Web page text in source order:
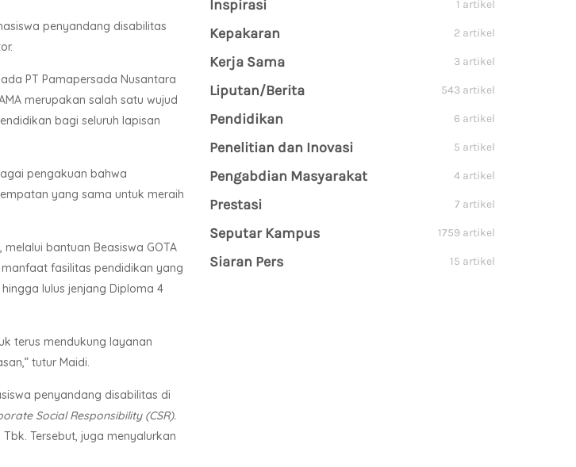
penyandang disabilitas
PT Pamapersada Nusantara
merupakan salah satu wujud
bagi seluruh lapisan
pengakuan bahwa
yang sama untuk meraih
bantuan Beasiswa GOTA
fasilitas pendidikan yang
lulus jenjang Diploma 4
terus mendukung layanan
tutur Maidi.
penyandang disabilitas di
Social Responsibility (CSR).
Tersebut, juga menyalurkan
Inspirasi 1 artikel
Kepakaran 2 artikel
Kerja Sama 3 artikel
Liputan/Berita 543 artikel
Pendidikan 6 artikel
Penelitian dan Inovasi 5 artikel
Pengabdian Masyarakat 4 artikel
Prestasi 7 artikel
Seputar Kampus 1759 artikel
Siaran Pers 15 artikel